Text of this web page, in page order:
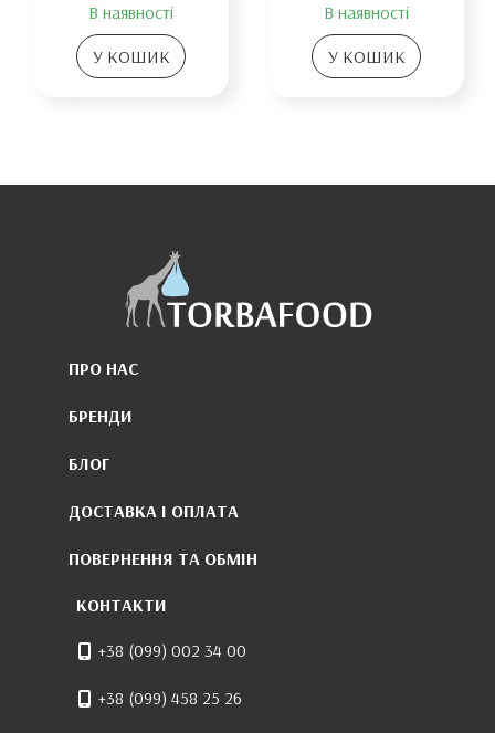
В наявності
У КОШИК
В наявності
У КОШИК
ПРО НАС
БРЕНДИ
БЛОГ
ДОСТАВКА І ОПЛАТА
ПОВЕРНЕННЯ ТА ОБМІН
КОНТАКТИ
+38 (099) 002 34 00
+38 (099) 458 25 26